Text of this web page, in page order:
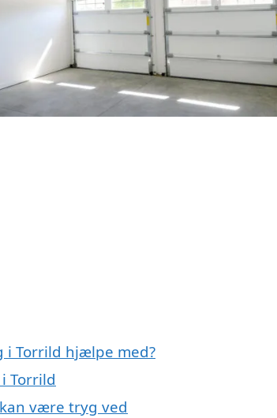
i Torrild hjælpe med?
Torrild
være tryg ved